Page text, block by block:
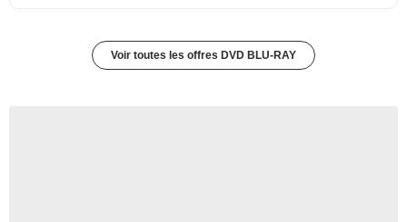
Voir toutes les offres DVD BLU-RAY